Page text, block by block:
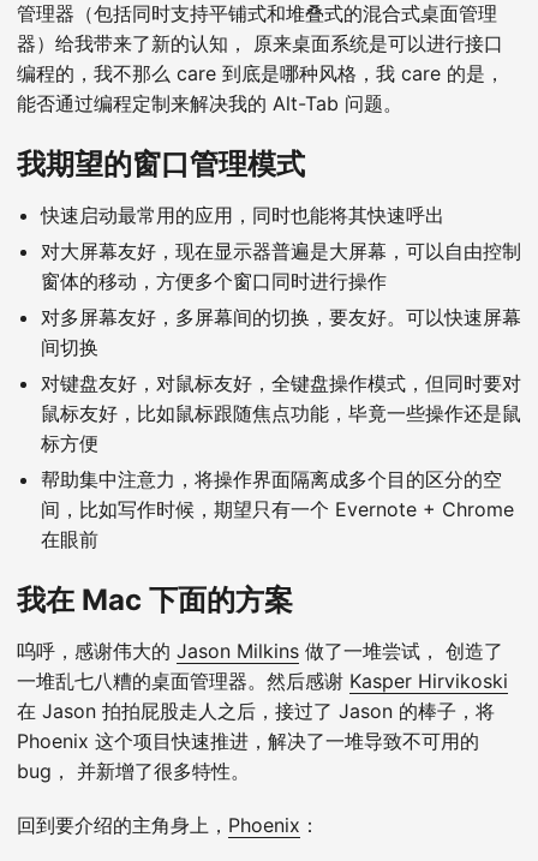
管理器（包括同时支持平铺式和堆叠式的混合式桌面管理
器）给我带来了新的认知， 原来桌面系统是可以进行接口
编程的，我不那么 care 到底是哪种风格，我 care 的是，
能否通过编程定制来解决我的 Alt-Tab 问题。
我期望的窗口管理模式
快速启动最常用的应用，同时也能将其快速呼出
对大屏幕友好，现在显示器普遍是大屏幕，可以自由控制
窗体的移动，方便多个窗口同时进行操作
对多屏幕友好，多屏幕间的切换，要友好。可以快速屏幕
间切换
对键盘友好，对鼠标友好，全键盘操作模式，但同时要对
鼠标友好，比如鼠标跟随焦点功能，毕竟一些操作还是鼠
标方便
帮助集中注意力，将操作界面隔离成多个目的区分的空
间，比如写作时候，期望只有一个 Evernote + Chrome
在眼前
我在 Mac 下面的方案
呜呼，感谢伟大的 Jason Milkins 做了一堆尝试， 创造了
一堆乱七八糟的桌面管理器。然后感谢 Kasper Hirvikoski
在 Jason 拍拍屁股走人之后，接过了 Jason 的棒子，将
Phoenix 这个项目快速推进，解决了一堆导致不可用的
bug， 并新增了很多特性。
回到要介绍的主角身上， Phoenix ：